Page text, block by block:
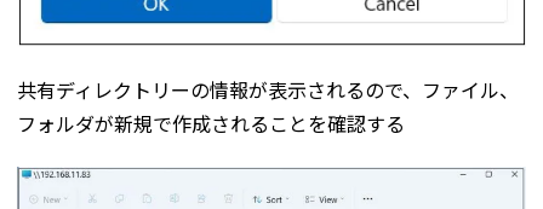
共有ディレクトリーの情報が表示されるので、ファイル、
フォルダが新規で作成されることを確認する